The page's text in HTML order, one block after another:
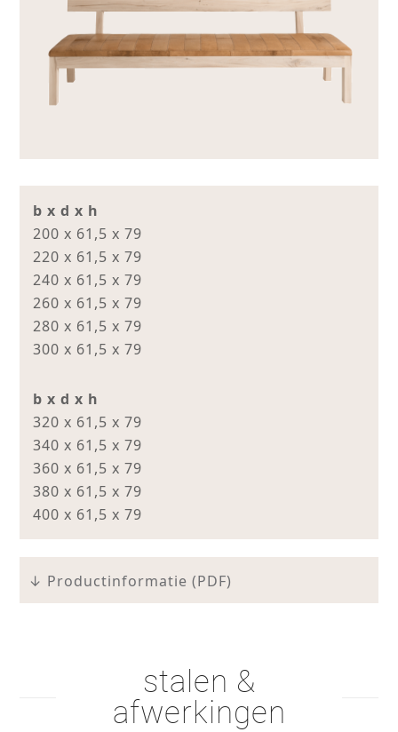
b x d x h
200 x 61,5 x 79
220 x 61,5 x 79
240 x 61,5 x 79
260 x 61,5 x 79
280 x 61,5 x 79
300 x 61,5 x 79
b x d x h
320 x 61,5 x 79
340 x 61,5 x 79
360 x 61,5 x 79
380 x 61,5 x 79
400 x 61,5 x 79
↓ Productinformatie (PDF)
stalen &
afwerkingen